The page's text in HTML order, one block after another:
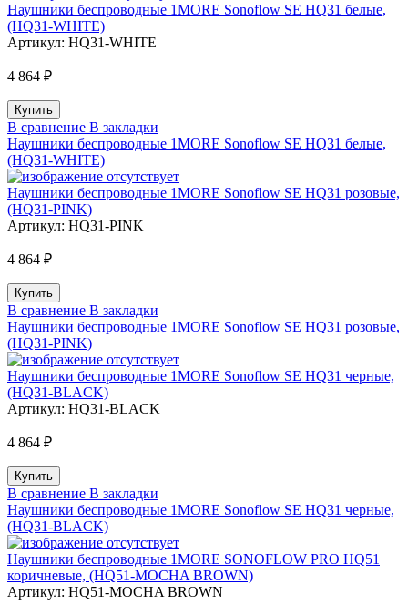
Наушники беспроводные 1MORE Sonoflow SE HQ31 белые,
(HQ31-WHITE)
Артикул: HQ31-WHITE
4 864 ₽
В сравнение В закладки
Наушники беспроводные 1MORE Sonoflow SE HQ31 белые,
(HQ31-WHITE)
Наушники беспроводные 1MORE Sonoflow SE HQ31 розовые,
(HQ31-PINK)
Артикул: HQ31-PINK
4 864 ₽
В сравнение В закладки
Наушники беспроводные 1MORE Sonoflow SE HQ31 розовые,
(HQ31-PINK)
Наушники беспроводные 1MORE Sonoflow SE HQ31 черные,
(HQ31-BLACK)
Артикул: HQ31-BLACK
4 864 ₽
В сравнение В закладки
Наушники беспроводные 1MORE Sonoflow SE HQ31 черные,
(HQ31-BLACK)
Наушники беспроводные 1MORE SONOFLOW PRO HQ51
коричневые, (HQ51-MOCHA BROWN)
Артикул: HQ51-MOCHA BROWN